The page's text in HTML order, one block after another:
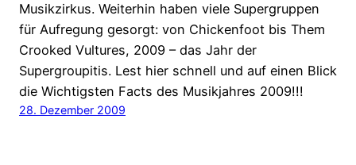
Musikzirkus. Weiterhin haben viele Supergruppen
für Aufregung gesorgt: von Chickenfoot bis Them
Crooked Vultures, 2009 – das Jahr der
Supergroupitis. Lest hier schnell und auf einen Blick
die Wichtigsten Facts des Musikjahres 2009!!!
28. Dezember 2009